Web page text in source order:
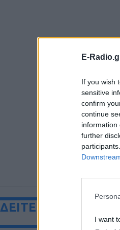
E-
If you wish
sensitive
confirm
continue
information
further
I want
ΔΕΙΤΕ ΕΠΙΣΗΣ